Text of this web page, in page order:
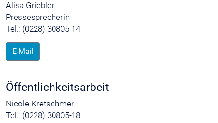
Alisa Griebler
Pressesprecherin
Tel.: (0228) 30805-14
E-Mail
Öffentlichkeitsarbeit
Nicole Kretschmer
Tel.: (0228) 30805-18